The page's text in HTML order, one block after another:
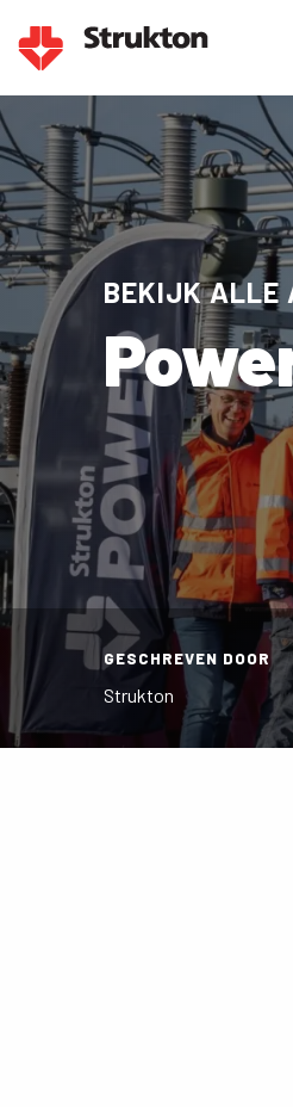
BEKIJK ALLE
GESCHREVEN DOOR
Strukton